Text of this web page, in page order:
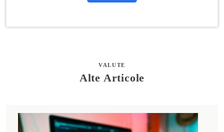
VALUTE
Alte Articole